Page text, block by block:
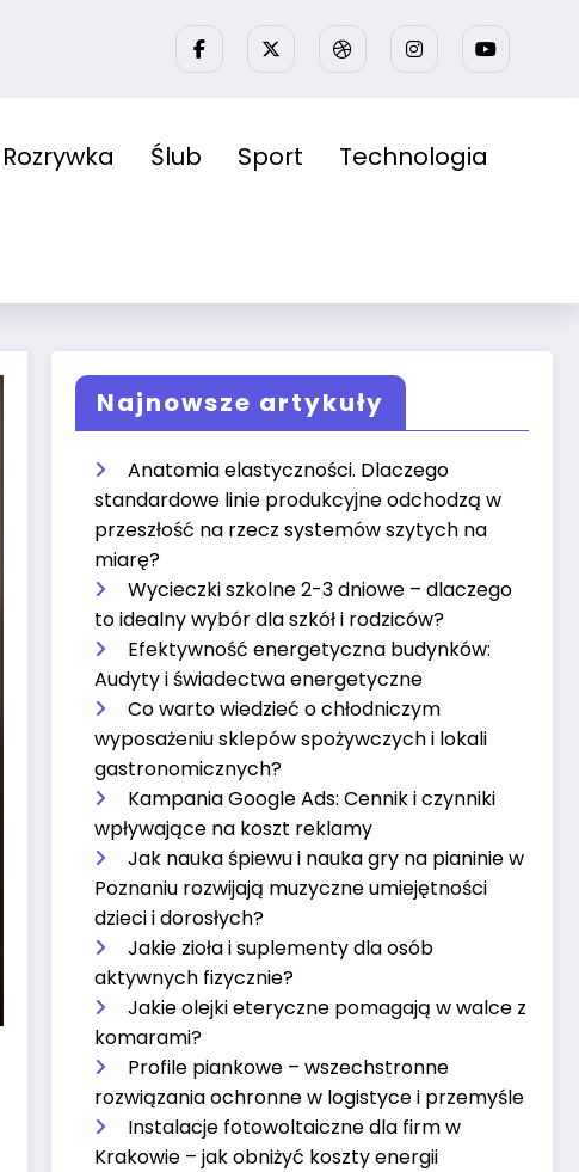
Rozrywka Ślub Sport Technologia
Najnowsze artykuły
Anatomia elastyczności. Dlaczego
standardowe linie produkcyjne odchodzą w
przeszłość na rzecz systemów szytych na
miarę?
Wycieczki szkolne 2-3 dniowe – dlaczego
to idealny wybór dla szkół i rodziców?
Efektywność energetyczna budynków:
Audyty i świadectwa energetyczne
Co warto wiedzieć o chłodniczym
wyposażeniu sklepów spożywczych i lokali
gastronomicznych?
Kampania Google Ads: Cennik i czynniki
wpływające na koszt reklamy
Jak nauka śpiewu i nauka gry na pianinie w
Poznaniu rozwijają muzyczne umiejętności
dzieci i dorosłych?
Jakie zioła i suplementy dla osób
aktywnych fizycznie?
Jakie olejki eteryczne pomagają w walce z
komarami?
Profile piankowe – wszechstronne
rozwiązania ochronne w logistyce i przemyśle
Instalacje fotowoltaiczne dla firm w
Krakowie – jak obniżyć koszty energii